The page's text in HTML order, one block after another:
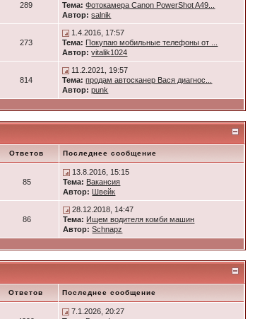
289
Тема: Фотокамера Canon PowerShot A49...
Автор: salnik
273
1.4.2016, 17:57
Тема: Покупаю мобильные телефоны от ...
Автор: vitalik1024
814
11.2.2021, 19:57
Тема: продам автосканер Вася диагнос...
Автор: punk
Ответов Последнее сообщение
85
13.8.2016, 15:15
Тема: Вакансия
Автор: Швейк
86
28.12.2018, 14:47
Тема: Ищем водителя комби машин
Автор: Schnapz
Ответов Последнее сообщение
7.1.2026, 20:27